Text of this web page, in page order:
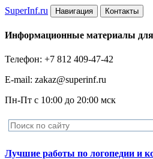
SuperInf.ru Навигация Контакты
Информационные материалы для
Телефон: +7 812 409-47-42
E-mail: zakaz@superinf.ru
Пн-Пт с 10:00 до 20:00 мск
Лучшие работы по логопедии и